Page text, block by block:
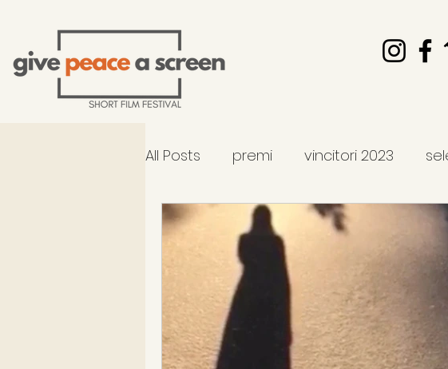
All Posts premi vincitori 2023
selezione 2026 - fuori concorso
occhiali di Gandhi al TFF vincitori